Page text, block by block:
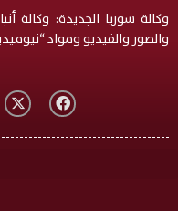
وكالة سوريا الجديدة: وكالة
والصور والفيديو ومواد